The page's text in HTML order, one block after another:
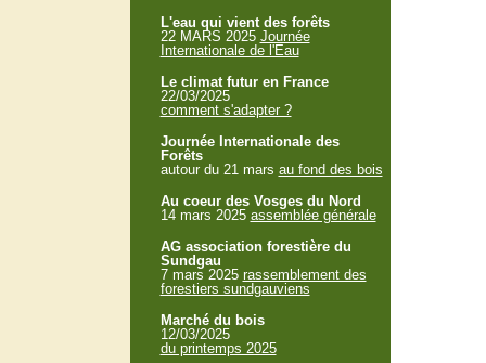
L'eau qui vient des forêts
22 MARS 2025 Journée
Internationale de l'Eau
Le climat futur en France
22/03/2025
comment s'adapter ?
Journée Internationale des
Forêts
autour du 21 mars au fond des bois
Au coeur des Vosges du Nord
14 mars 2025 assemblée générale
AG association forestière du
Sundgau
7 mars 2025 rassemblement des
forestiers sundgauviens
Marché du bois
12/03/2025
du printemps 2025